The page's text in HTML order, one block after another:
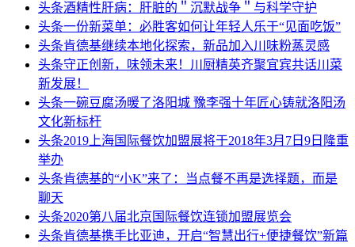
头条酒精性肝病：肝脏的＂沉默战争＂与科学守护
头条一份新菜单：必胜客如何让年轻人乐于“见面吃饭”
头条肯德基继续本地化探索，新品加入川味粉蒸灵感
头条守正创新，味领未来！川厨精英齐聚宜宾共话川菜
新发展！
头条一碗豆腐汤暖了洛阳城 豫李强十年匠心铸就洛阳汤
文化新标杆
头条2019上海国际餐饮加盟展将于2018年3月7日9日隆重
举办
头条肯德基的“小K”来了：当点餐不再是选择题，而是
聊天
头条2020第八届北京国际餐饮连锁加盟展览会
头条肯德基携手比亚迪，开启“智慧出行+便捷餐饮”新篇